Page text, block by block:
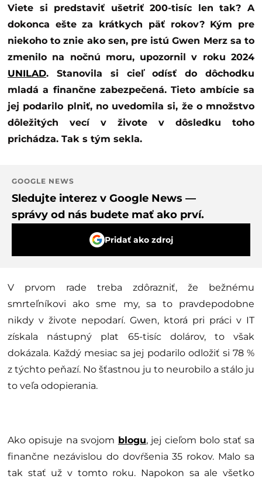
Viete si predstaviť ušetriť 200-tisíc len tak? A
dokonca ešte za krátkych päť rokov? Kým pre
niekoho to znie ako sen, pre istú Gwen Merz sa to
zmenilo na nočnú moru, upozornil v roku 2024
UNILAD. Stanovila si cieľ odísť do dôchodku
mladá a finančne zabezpečená. Tieto ambície sa
jej podarilo plniť, no uvedomila si, že o množstvo
dôležitých vecí v živote v dôsledku toho
prichádza. Tak s tým sekla.
GOOGLE NEWS
Sledujte interez v Google News —
správy od nás budete mať ako prví.
Pridať ako zdroj
V prvom rade treba zdôrazniť, že bežnému
smrteľníkovi ako sme my, sa to pravdepodobne
nikdy v živote nepodarí. Gwen, ktorá pri práci v IT
získala nástupný plat 65-tisíc dolárov, to však
dokázala. Každý mesiac sa jej podarilo odložiť si 78 %
z týchto peňazí. No šťastnou ju to neurobilo a stálo ju
to veľa odopierania.
Ako opisuje na svojom blogu, jej cieľom bolo stať sa
finančne nezávislou do dovŕšenia 35 rokov. Malo sa
tak stať už v tomto roku. Napokon sa ale všetko